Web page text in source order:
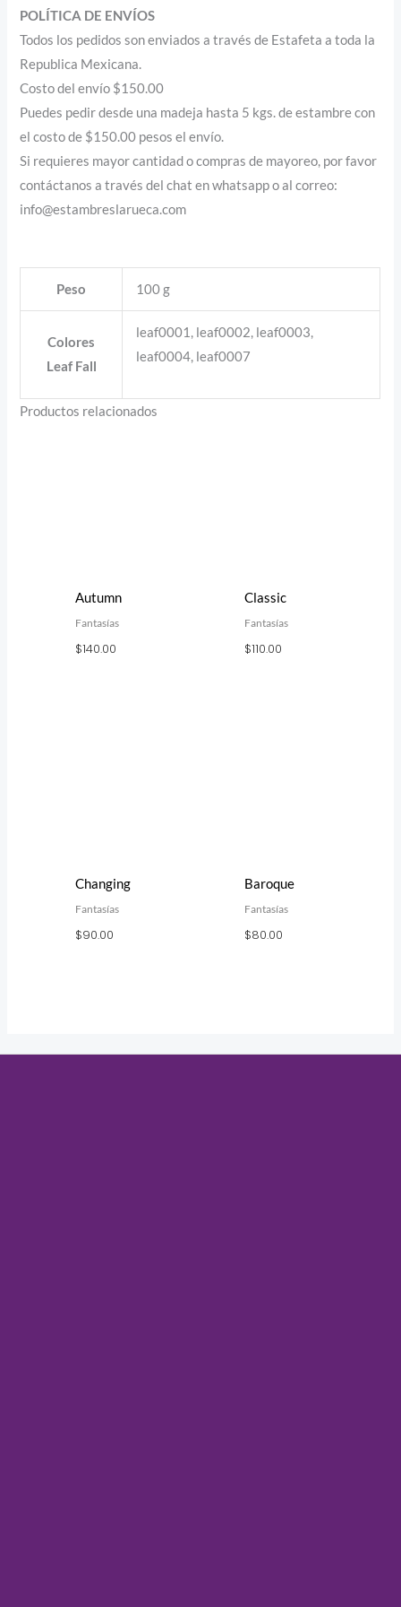
POLÍTICA DE ENVÍOS
Todos los pedidos son enviados a través de Estafeta a toda la
Republica Mexicana.
Costo del envío $150.00
Puedes pedir desde una madeja hasta 5 kgs. de estambre con
el costo de $150.00 pesos el envío.
Si requieres mayor cantidad o compras de mayoreo, por favor
contáctanos a través del chat en whatsapp o al correo:
info@estambreslarueca.com
Peso 100 g
Colores
Leaf Fall
leaf0001, leaf0002, leaf0003,
leaf0004, leaf0007
Productos relacionados
Autumn
Fantasías
$140.00
Classic
Fantasías
$110.00
Changing
Fantasías
$90.00
Baroque
Fantasías
$80.00